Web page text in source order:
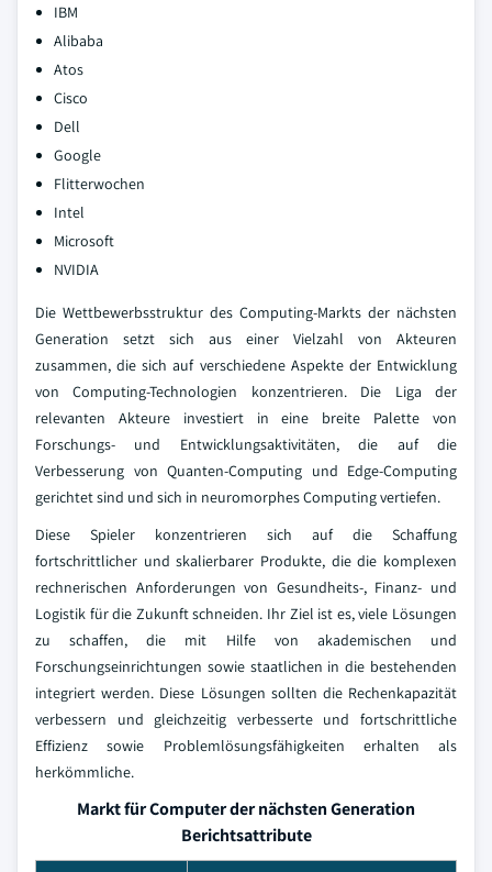
IBM
Alibaba
Atos
Cisco
Dell
Google
Flitterwochen
Intel
Microsoft
NVIDIA
Die Wettbewerbsstruktur des Computing-Markts der nächsten
Generation setzt sich aus einer Vielzahl von Akteuren
zusammen, die sich auf verschiedene Aspekte der Entwicklung
von Computing-Technologien konzentrieren. Die Liga der
relevanten Akteure investiert in eine breite Palette von
Forschungs- und Entwicklungsaktivitäten, die auf die
Verbesserung von Quanten-Computing und Edge-Computing
gerichtet sind und sich in neuromorphes Computing vertiefen.
Diese Spieler konzentrieren sich auf die Schaffung
fortschrittlicher und skalierbarer Produkte, die die komplexen
rechnerischen Anforderungen von Gesundheits-, Finanz- und
Logistik für die Zukunft schneiden. Ihr Ziel ist es, viele Lösungen
zu schaffen, die mit Hilfe von akademischen und
Forschungseinrichtungen sowie staatlichen in die bestehenden
integriert werden. Diese Lösungen sollten die Rechenkapazität
verbessern und gleichzeitig verbesserte und fortschrittliche
Effizienz sowie Problemlösungsfähigkeiten erhalten als
herkömmliche.
Markt für Computer der nächsten Generation
Berichtsattribute